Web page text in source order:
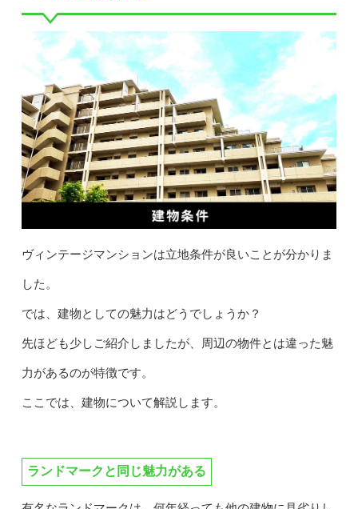
ヴィンテージマンションは立地条件が良いことが分かりま
した。
では、建物としての魅力はどうでしょうか？
先ほども少しご紹介しましたが、周辺の物件とは違った魅
力があるのが特徴です。
ここでは、建物について解説します。
ランドマークと同じ魅力がある